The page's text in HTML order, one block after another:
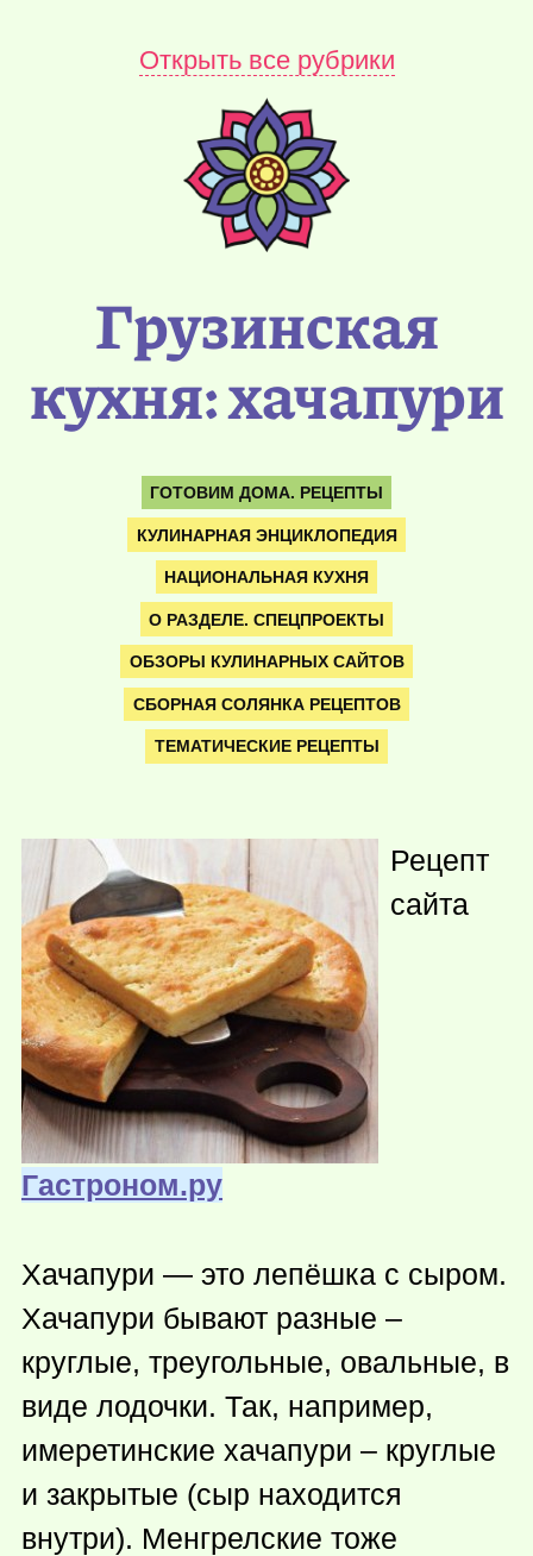
Открыть все рубрики
Грузинская
кухня: хачапури
ГОТОВИМ ДОМА. РЕЦЕПТЫ
КУЛИНАРНАЯ ЭНЦИКЛОПЕДИЯ
НАЦИОНАЛЬНАЯ КУХНЯ
О РАЗДЕЛЕ. СПЕЦПРОЕКТЫ
ОБЗОРЫ КУЛИНАРНЫХ САЙТОВ
СБОРНАЯ СОЛЯНКА РЕЦЕПТОВ
ТЕМАТИЧЕСКИЕ РЕЦЕПТЫ
Рецепт
сайта
Гастроном.ру
Хачапури — это лепёшка с сыром.
Хачапури бывают разные –
круглые, треугольные, овальные, в
виде лодочки. Так, например,
имеретинские хачапури – круглые
и закрытые (сыр находится
внутри). Менгрелские тоже